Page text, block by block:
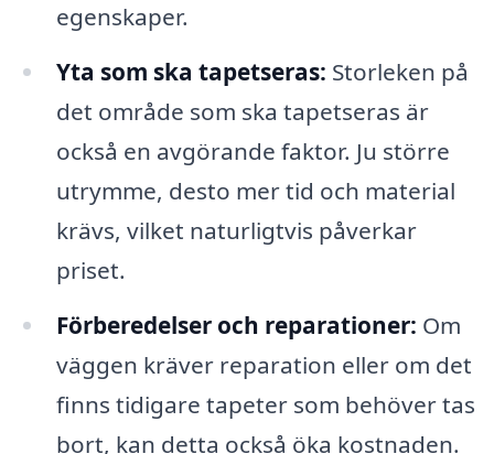
egenskaper.
Yta som ska tapetseras: Storleken på
det område som ska tapetseras är
också en avgörande faktor. Ju större
utrymme, desto mer tid och material
krävs, vilket naturligtvis påverkar
priset.
Förberedelser och reparationer: Om
väggen kräver reparation eller om det
finns tidigare tapeter som behöver tas
bort, kan detta också öka kostnaden.